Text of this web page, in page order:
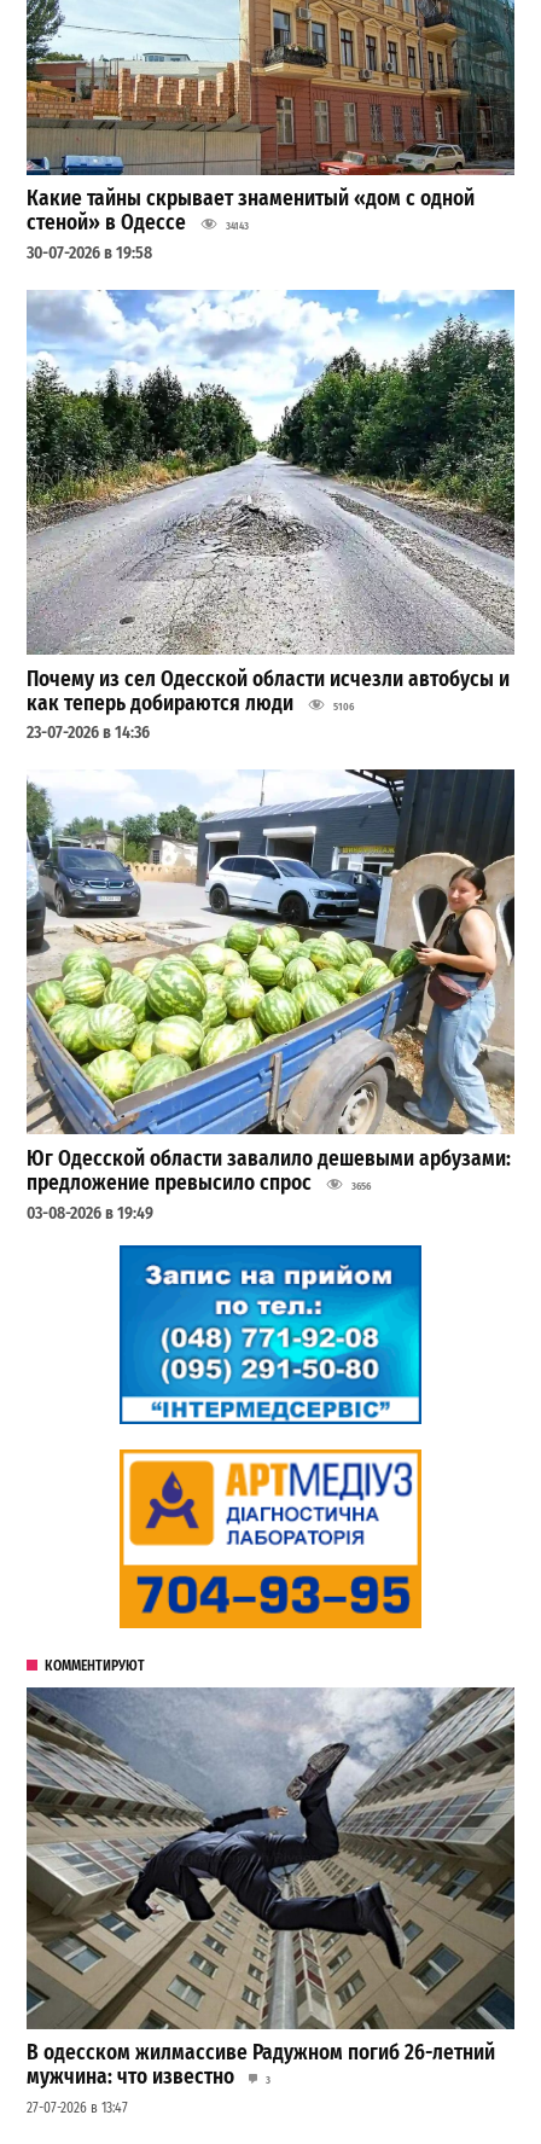
Какие тайны скрывает знаменитый «дом с одной
стеной» в Одессе
34143
30-07-2026 в 19:58
Почему из сел Одесской области исчезли автобусы и
как теперь добираются люди
5106
23-07-2026 в 14:36
Юг Одесской области завалило дешевыми арбузами:
предложение превысило спрос
3656
03-08-2026 в 19:49
КОММЕНТИРУЮТ
В одесском жилмассиве Радужном погиб 26-летний
мужчина: что известно
3
27-07-2026 в 13:47